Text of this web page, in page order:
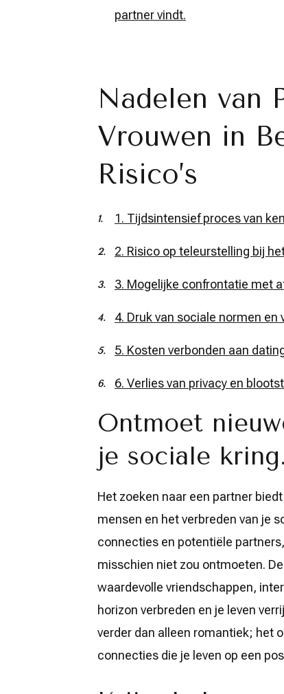
partner vindt.
Nadelen van
Vrouwen in
Risico’s
1. Tijdsintensief proces van
2. Risico op teleurstelling bij
3. Mogelijke confrontatie met
4. Druk van sociale normen
5. Kosten verbonden aan
6. Verlies van privacy en
Ontmoet
je sociale kring.
Het zoeken naar een partner
mensen en het verbreden van je
connecties en potentiële
misschien niet zou ontmoeten.
waardevolle vriendschappen,
horizon verbreden en je leven
verder dan alleen romantiek; het
connecties die je leven op een